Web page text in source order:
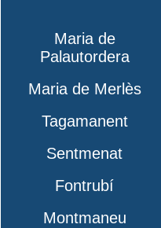
Maria de
Palautordera
Maria de Merlès
Tagamanent
Sentmenat
Fontrubí
Montmaneu